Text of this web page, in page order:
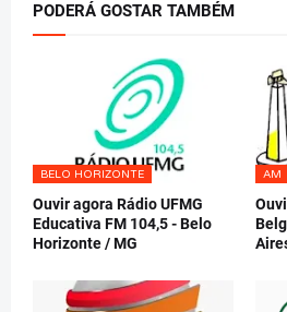
PODERÁ GOSTAR TAMBÉM
BELO HORIZONTE
Ouvir agora Rádio UFMG
Educativa FM 104,5 - Belo
Horizonte / MG
AM